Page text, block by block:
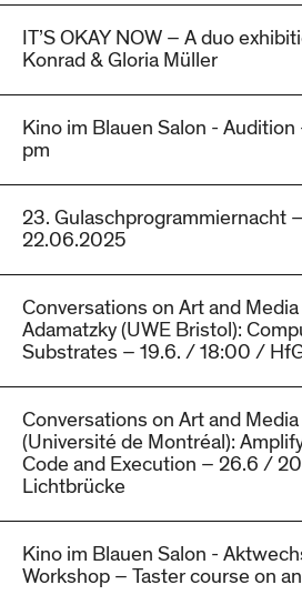
IT’S OKAY NOW – A duo
Konrad & Gloria Müller
Kino im Blauen Salon - Audition
pm
23. Gulaschprogrammiernacht
22.06.2025
Conversations on Art and
Adamatzky (UWE Bristol):
Substrates – 19.6. / 18:00 /
Conversations on Art and
(Université de Montréal):
Code and Execution – 26.6 /
Lichtbrücke
Kino im Blauen Salon -
Workshop – Taster course on